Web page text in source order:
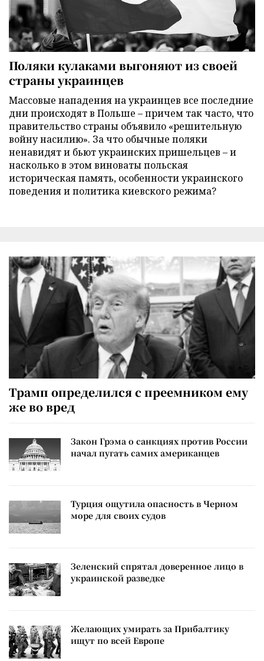
Поляки кулаками выгоняют из своей
страны украинцев
Массовые нападения на украинцев все последние
дни происходят в Польше – причем так часто, что
правительство страны объявило «решительную
войну насилию». За что обычные поляки
ненавидят и бьют украинских пришельцев – и
насколько в этом виноваты польская
историческая память, особенности украинского
поведения и политика киевского режима?
Трамп определился с преемником ему
же во вред
Закон Грэма о санкциях против России
начал пугать самих американцев
Турция ощутила опасность в Черном
море для своих судов
Зеленский спрятал доверенное лицо в
украинской разведке
Желающих умирать за Прибалтику
ищут по всей Европе